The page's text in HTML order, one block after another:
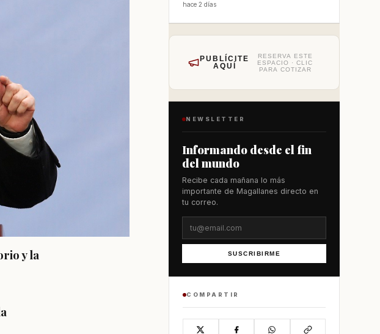
y la
hace 2 días
PUBLÍCITE
AQUÍ
RESERVA ESTE
ESPACIO · CLIC
PARA COTIZAR
NEWSLETTER
Informando desde el fin
del mundo
Recibe cada mañana lo más
importante de Magallanes directo en
tu correo.
SUSCRIBIRME
COMPARTIR